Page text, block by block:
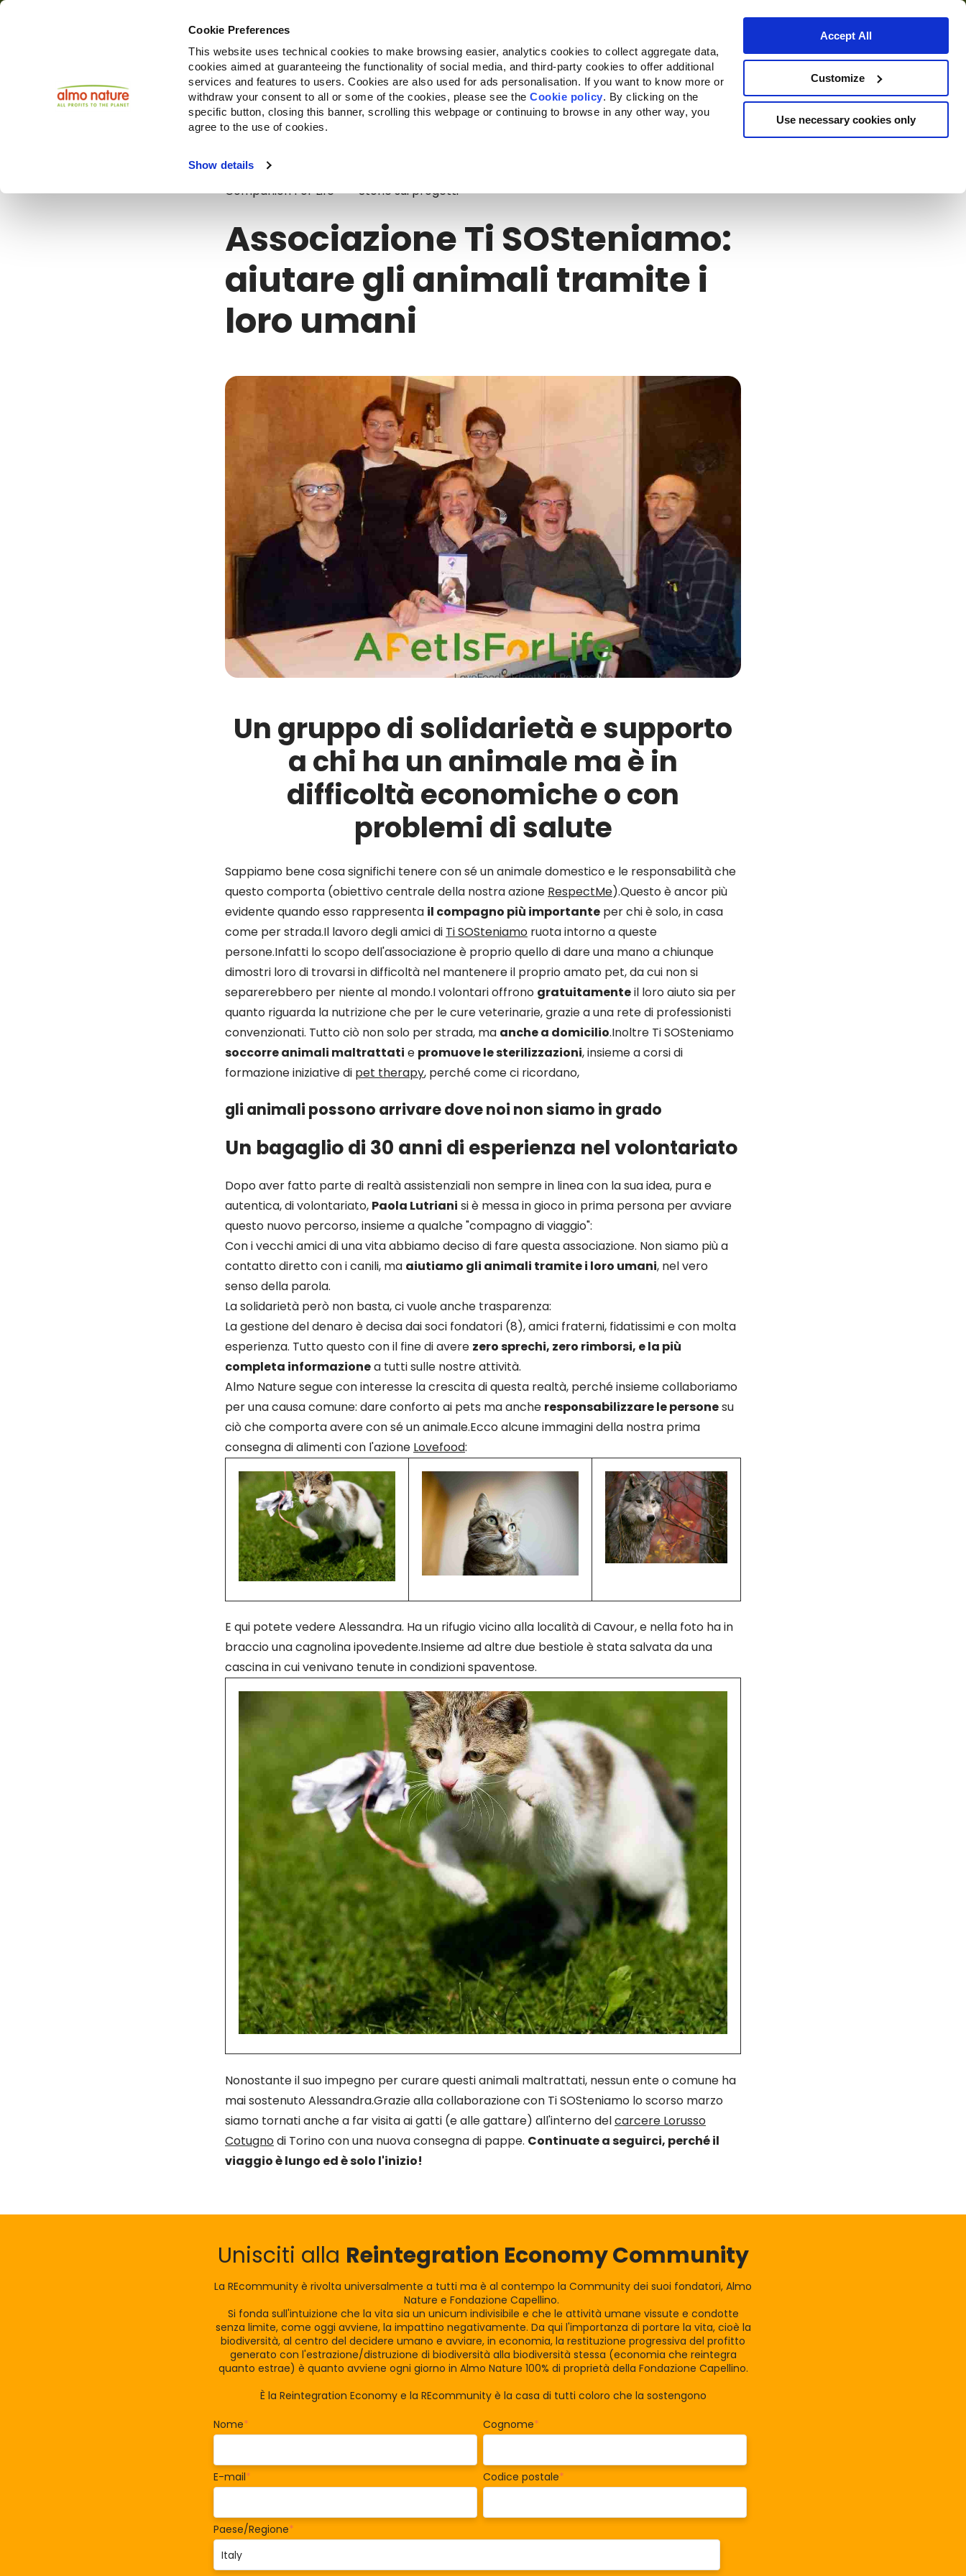
Cookie Preferences
This website uses technical cookies to make browsing easier, analytics cookies to collect aggregate data,
cookies aimed at guaranteeing the functionality of social media, and third-party cookies to offer additional
services and features to users. Cookies are also used for ads personalisation. If you want to know more or
withdraw your consent to all or some of the cookies, please see theCookie policy. By clicking on the
specific button, closing this banner, scrolling this webpage or continuing to browse in any other way, you
agree to the use of cookies.
Show details
Accept All
Customize
Use necessary cookies only
Prodotti Companion for Life Bando Companion for Life Chi siamo Dove acquistare
Companion For Life Storie sui progetti
Associazione Ti SOSteniamo:
aiutare gli animali tramite i
loro umani
Un gruppo di solidarietà e supporto
a chi ha un animale ma è in
difficoltà economiche o con
problemi di salute
Sappiamo bene cosa significhi tenere con sé un animale domestico e le responsabilità che
questo comporta (obiettivo centrale della nostra azione RespectMe).Questo è ancor più
evidente quando esso rappresenta il compagno più importante per chi è solo, in casa
come per strada.Il lavoro degli amici di Ti SOSteniamo ruota intorno a queste
persone.Infatti lo scopo dell'associazione è proprio quello di dare una mano a chiunque
dimostri loro di trovarsi in difficoltà nel mantenere il proprio amato pet, da cui non si
separerebbero per niente al mondo.I volontari offrono gratuitamenteil loro aiuto sia per
quanto riguarda la nutrizione che per le cure veterinarie, grazie a una rete di professionisti
convenzionati. Tutto ciò non solo per strada, ma anche a domicilio.Inoltre Ti SOSteniamo
soccorre animali maltrattati e promuove le sterilizzazioni, insieme a corsi di
formazione iniziative di pet therapy, perché come ci ricordano,
gli animali possono arrivare dove noi non siamo in grado
Un bagaglio di 30 anni di esperienza nel volontariato
Dopo aver fatto parte di realtà assistenziali non sempre in linea con la sua idea, pura e
autentica, di volontariato, Paola Lutriani si è messa in gioco in prima persona per avviare
questo nuovo percorso, insieme a qualche "compagno di viaggio":
Con i vecchi amici di una vita abbiamo deciso di fare questa associazione. Non siamo più a
contatto diretto con i canili, ma aiutiamo gli animali tramite i loro umani, nel vero
senso della parola.
La solidarietà però non basta, ci vuole anche trasparenza:
La gestione del denaro è decisa dai soci fondatori (8), amici fraterni, fidatissimi e con molta
esperienza. Tutto questo con il fine di avere zero sprechi, zero rimborsi, e la più
completa informazionea tutti sulle nostre attività.
Almo Nature segue con interesse la crescita di questa realtà, perché insieme collaboriamo
per una causa comune: dare conforto ai pets ma anche responsabilizzare le personesu
ciò che comporta avere con sé un animale.Ecco alcune immagini della nostra prima
consegna di alimenti con l'azione Lovefood:
E qui potete vedere Alessandra. Ha un rifugio vicino alla località di Cavour, e nella foto ha in
braccio una cagnolina ipovedente.Insieme ad altre due bestiole è stata salvata da una
cascina in cui venivano tenute in condizioni spaventose.
Nonostante il suo impegno per curare questi animali maltrattati, nessun ente o comune ha
mai sostenuto Alessandra.Grazie alla collaborazione con Ti SOSteniamo lo scorso marzo
siamo tornati anche a far visita ai gatti (e alle gattare) all'interno delcarcere Lorusso
Cotugnodi Torino con una nuova consegna di pappe. Continuate a seguirci, perché il
viaggio è lungo ed è solo l'inizio!
Unisciti alla Reintegration Economy Community
La REcommunity è rivolta universalmente a tutti ma è al contempo la Community dei suoi fondatori, Almo
Nature e Fondazione Capellino.
Si fonda sull'intuizione che la vita sia un unicum indivisibile e che le attività umane vissute e condotte
senza limite, come oggi avviene, la impattino negativamente. Da qui l'importanza di portare la vita, cioè la
biodiversità, al centro del decidere umano e avviare, in economia, la restituzione progressiva del profitto
generato con l'estrazione/distruzione di biodiversità alla biodiversità stessa (economia che reintegra
quanto estrae) è quanto avviene ogni giorno in Almo Nature 100% di proprietà della Fondazione Capellino.
È la Reintegration Economy e la REcommunity è la casa di tutti coloro che la sostengono
Nome* Cognome*
E-mail* Codice postale*
Paese/Regione*